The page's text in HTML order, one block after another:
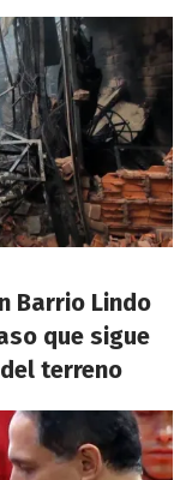
Barrio Lindo
que sigue
terreno